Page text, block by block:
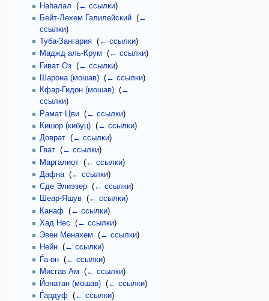
Наhалал ‎(← ссылки)
Бейт-Лехем Галилейский ‎(←
ссылки)
Туба-Зангария ‎(← ссылки)
Маджд аль-Крум ‎(← ссылки)
Гиват Оз ‎(← ссылки)
Шарона (мошав) ‎(← ссылки)
Кфар-Гидон (мошав) ‎(←
ссылки)
Рамат Цви ‎(← ссылки)
Кишор (кибуц) ‎(← ссылки)
Доврат ‎(← ссылки)
Гват ‎(← ссылки)
Маргалиот ‎(← ссылки)
Дафна‎(← ссылки)
Сде Элиэзер ‎(← ссылки)
Шеар-Яшув ‎(← ссылки)
Канаф ‎(← ссылки)
Хад Нес ‎(← ссылки)
Эвен Менахем ‎(← ссылки)
Нейн ‎(← ссылки)
Ѓа-он ‎(← ссылки)
Мисгав Ам ‎(← ссылки)
Йонатан (мошав) ‎(← ссылки)
Ѓардуф ‎(← ссылки)